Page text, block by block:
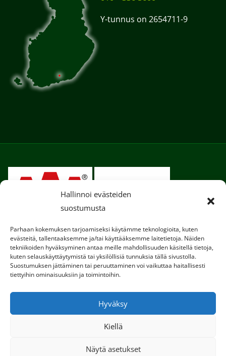
Hallinnoi evästeiden
suostumusta
Parhaan kokemuksen tarjoamiseksi käytämme teknologioita, kuten
evästeitä, tallentaaksemme ja/tai käyttääksemme laitetietoja. Näiden
tekniikoiden hyväksyminen antaa meille mahdollisuuden käsitellä tietoja,
kuten selauskäyttäytymistä tai yksilöllisiä tunnuksia tällä sivustolla.
Suostumuksen jättäminen tai peruuttaminen voi vaikuttaa haitallisesti
tiettyihin ominaisuuksiin ja toimintoihin.
Hyväksy
Kiellä
Näytä asetukset
Y-tunnus on 2654711-9
Copyright © 2020. Kaikki oikeudet pidätetään.
Tietosuojaseloste
Käytämme sivustollamme evästeitä, jotta
käyttökokemuksesi olisi entistä parempi.